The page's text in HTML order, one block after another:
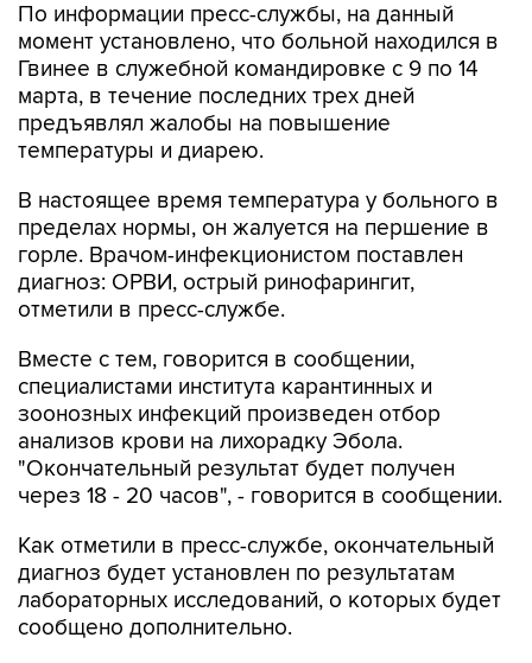
По информации пресс-службы, на данный
момент установлено, что больной находился в
Гвинее в служебной командировке с 9 по 14
марта, в течение последних трех дней
предъявлял жалобы на повышение
температуры и диарею.
В настоящее время температура у больного в
пределах нормы, он жалуется на першение в
горле. Врачом-инфекционистом поставлен
диагноз: ОРВИ, острый ринофарингит,
отметили в пресс-службе.
Вместе с тем, говорится в сообщении,
специалистами института карантинных и
зоонозных инфекций произведен отбор
анализов крови на лихорадку Эбола.
"Окончательный результат будет получен
через 18 - 20 часов", - говорится в сообщении.
Как отметили в пресс-службе, окончательный
диагноз будет установлен по результатам
лабораторных исследований, о которых будет
сообщено дополнительно.